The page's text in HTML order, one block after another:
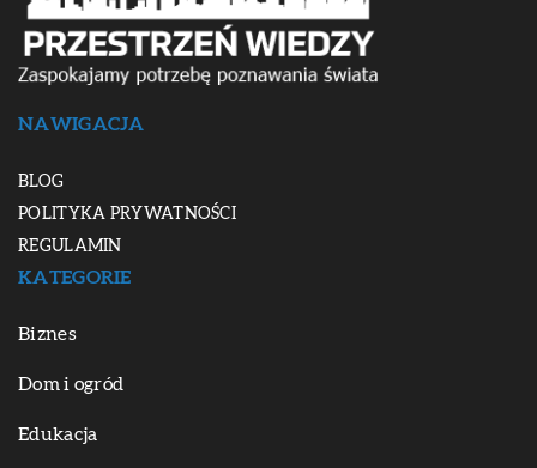
NAWIGACJA
BLOG
POLITYKA PRYWATNOŚCI
REGULAMIN
KATEGORIE
Biznes
Dom i ogród
Edukacja